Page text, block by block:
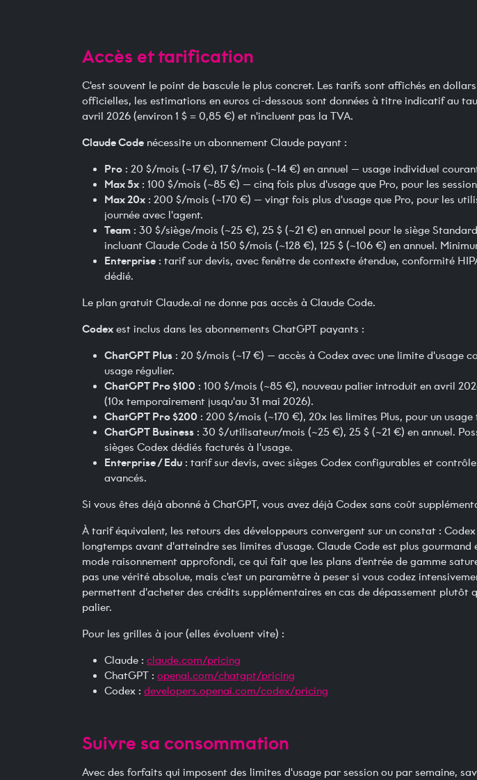
Accès et tarification
C'est souvent le point de bascule le plus concret. Les tarifs sont affichés en
officielles, les estimations en euros ci-dessous sont données à titre indicatif au
avril 2026 (environ 1 $ = 0,85 €) et n'incluent pas la TVA.
Claude Code nécessite un abonnement Claude payant :
Pro : 20 $/mois (~17 €), 17 $/mois (~14 €) en annuel — usage individuel
Max 5x : 100 $/mois (~85 €) — cinq fois plus d'usage que Pro, pour les
Max 20x : 200 $/mois (~170 €) — vingt fois plus d'usage que Pro, pour les
journée avec l'agent.
Team : 30 $/siège/mois (~25 €), 25 $ (~21 €) en annuel pour le siège
incluant Claude Code à 150 $/mois (~128 €), 125 $ (~106 €) en annuel.
Enterprise : tarif sur devis, avec fenêtre de contexte étendue, conformité
dédié.
Le plan gratuit Claude.ai ne donne pas accès à Claude Code.
Codex est inclus dans les abonnements ChatGPT payants :
ChatGPT Plus : 20 $/mois (~17 €) — accès à Codex avec une limite d'usage
usage régulier.
ChatGPT Pro $100 : 100 $/mois (~85 €), nouveau palier introduit en avril
(10x temporairement jusqu'au 31 mai 2026).
ChatGPT Pro $200 : 200 $/mois (~170 €), 20x les limites Plus, pour un usage
ChatGPT Business : 30 $/utilisateur/mois (~25 €), 25 $ (~21 €) en annuel.
sièges Codex dédiés facturés à l'usage.
Enterprise / Edu : tarif sur devis, avec sièges Codex configurables et
avancés.
Si vous êtes déjà abonné à ChatGPT, vous avez déjà Codex sans coût
À tarif équivalent, les retours des développeurs convergent sur un constat :
longtemps avant d'atteindre ses limites d'usage. Claude Code est plus gourmand
mode raisonnement approfondi, ce qui fait que les plans d'entrée de gamme
pas une vérité absolue, mais c'est un paramètre à peser si vous codez
permettent d'acheter des crédits supplémentaires en cas de dépassement plutôt
palier.
Pour les grilles à jour (elles évoluent vite) :
Claude : claude.com/pricing
ChatGPT : openai.com/chatgpt/pricing
Codex : developers.openai.com/codex/pricing
Suivre sa consommation
Avec des forfaits qui imposent des limites d'usage par session ou par semaine,